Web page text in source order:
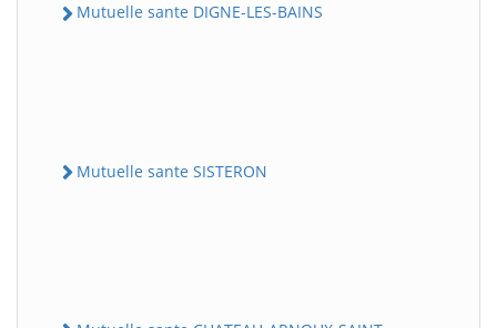
Mutuelle sante DIGNE-LES-BAINS
Mutuelle sante SISTERON